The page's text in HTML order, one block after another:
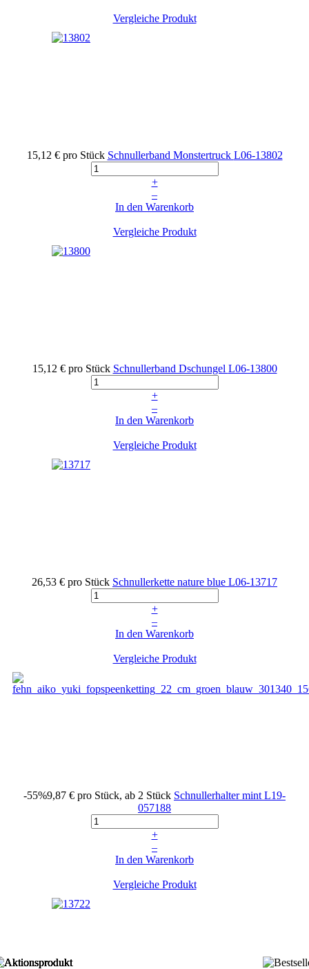
Vergleiche Produkt
15,12 € pro Stück Schnullerband Monstertruck L06-13802
+
–
In den Warenkorb
Vergleiche Produkt
15,12 € pro Stück Schnullerband Dschungel L06-13800
+
–
In den Warenkorb
Vergleiche Produkt
26,53 € pro Stück Schnullerkette nature blue L06-13717
+
–
In den Warenkorb
Vergleiche Produkt
-55%9,87 € pro Stück, ab 2 Stück Schnullerhalter mint L19-
057188
+
–
In den Warenkorb
Vergleiche Produkt